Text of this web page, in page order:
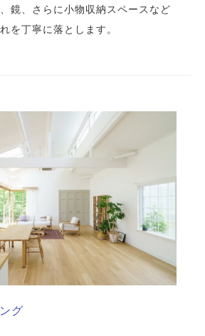
鏡、さらに小物収納スペースなど
を丁寧に落とします。
グ